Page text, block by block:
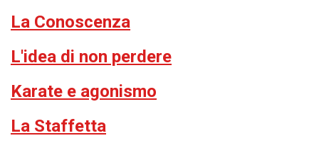
La Conoscenza
L'idea di non perdere
Karate e agonismo
La Staffetta